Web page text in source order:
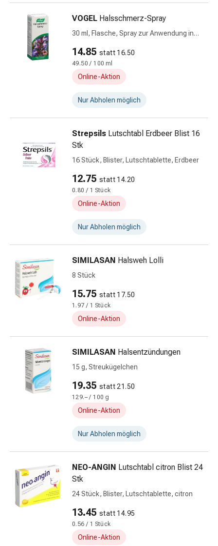
Blasenbeschwerden
Schmerzen
Kopfschmerzen
Migräne
Muskel-
Kälte
Alternativtherapie
Schmerztherapie
Wärme
Alternativtherapie
&
Beruhigung
Stimmungsschwankungen
Schlafstörungen
Schnarchen
Atemwegsbeschwerden
Infektionen
Stoffwechsel
Osteoporose
Immunsuppressivum
Insektenschutz
&
Mückenschutz
Wurmmittel
&
Präparate
Zeckenpinzetten
Rezeptpflichtige
Medikamente
VOGEL Halsschmerz-Spray
30 ml, Flasche, Spray zur Anwendung in
14.85 statt 16.50
49.50 / 100 ml
Online-Aktion
Nur Abholen möglich
Strepsils Lutschtabl Erdbeer Blist 16
Stk
16 Stück, Blister, Lutschtablette, Erdbeer
12.75 statt 14.20
0.80 / 1 Stück
Online-Aktion
Nur Abholen möglich
SIMILASAN Halsweh Lolli
8 Stück
15.75 statt 17.50
1.97 / 1 Stück
Online-Aktion
SIMILASAN Halsentzündungen
15 g, Streukügelchen
19.35 statt 21.50
129.– / 100 g
Online-Aktion
Nur Abholen möglich
NEO-ANGIN Lutschtabl citron Blist 24
Stk
24 Stück, Blister, Lutschtablette, citron
13.45 statt 14.95
0.56 / 1 Stück
Online-Aktion